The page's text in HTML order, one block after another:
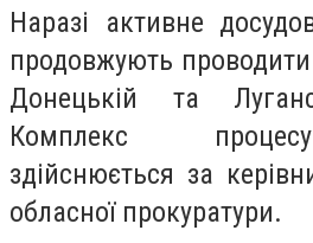
Наразі активне
продовжують
Донецькій та
Комплекс
здійснюється за
обласної прокуратури.